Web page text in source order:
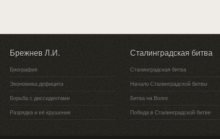
Брежнев Л.И.
Биография
Экономика дефицита
Борьба с диссидентами
Разрядка и её крушение
Сталинградская битва
Сталинградская битва
Начало Сталинградской битвы
Битва на Волге
Победа в Сталинградской битве